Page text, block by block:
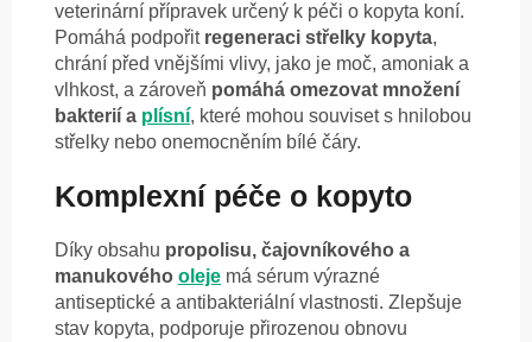
veterinární přípravek určený k péči o kopyta koní.
Pomáhá podpořit regeneraci střelky kopyta,
chrání před vnějšími vlivy, jako je moč, amoniak a
vlhkost, a zároveň pomáhá omezovat množení
bakterií a plísní, které mohou souviset s hnilobou
střelky nebo onemocněním bílé čáry.
Komplexní péče o kopyto
Díky obsahu propolisu, čajovníkového a
manukového oleje má sérum výrazné
antiseptické a antibakteriální vlastnosti. Zlepšuje
stav kopyta, podporuje přirozenou obnovu